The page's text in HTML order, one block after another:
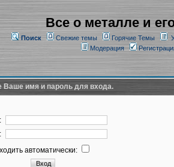
Все о металле и
Поиск Свежие темы Горячие Темы
Модерация
Ваше имя и пароль для входа.
автоматически: